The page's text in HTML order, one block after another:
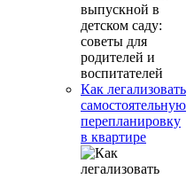
Как легализовать
самостоятельную
перепланировку
в квартире